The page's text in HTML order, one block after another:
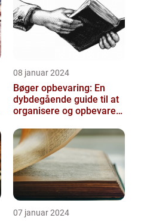
08 januar 2024
Bøger opbevaring: En
dybdegående guide til at
organisere og opbevare
07 januar 2024